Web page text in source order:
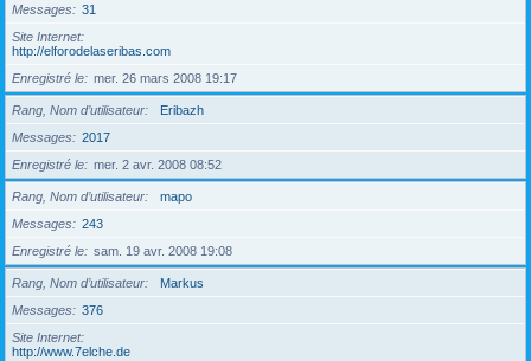
Messages
31
Site Internet
http://elforodelaseribas.com
Enregistré le
mer. 26 mars 2008 19:17
Rang, Nom d’utilisateur
Eribazh
Messages
2017
Enregistré le
mer. 2 avr. 2008 08:52
Rang, Nom d’utilisateur
mapo
Messages
243
Enregistré le
sam. 19 avr. 2008 19:08
Rang, Nom d’utilisateur
Markus
Messages
376
Site Internet
http://www.7elche.de